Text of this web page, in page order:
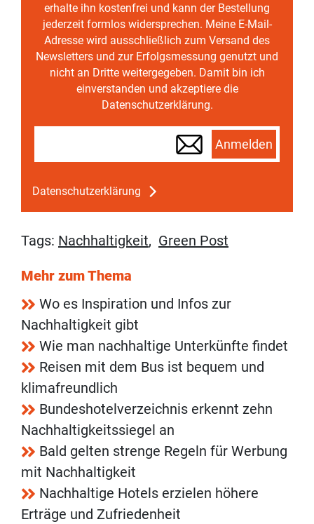
erhalte ihn kostenfrei und kann der Bestellung
jederzeit formlos widersprechen. Meine E-Mail-
Adresse wird ausschließlich zum Versand des
Newsletters und zur Erfolgsmessung genutzt und
nicht an Dritte weitergegeben. Damit bin ich
einverstanden und akzeptiere die
Datenschutzerklärung.
Anmelden
Datenschutzerklärung
Tags: Nachhaltigkeit, Green Post
Mehr zum Thema
Wo es Inspiration und Infos zur
Nachhaltigkeit gibt
Wie man nachhaltige Unterkünfte findet
Reisen mit dem Bus ist bequem und
klimafreundlich
Bundeshotelverzeichnis erkennt zehn
Nachhaltigkeitssiegel an
Bald gelten strenge Regeln für Werbung
mit Nachhaltigkeit
Nachhaltige Hotels erzielen höhere
Erträge und Zufriedenheit